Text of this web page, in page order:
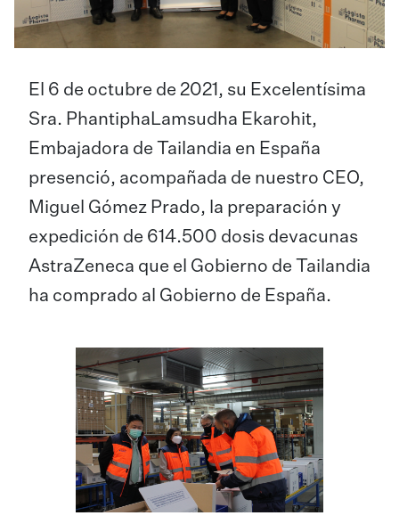
El 6 de octubre de 2021, su Excelentísima
Sra. PhantiphaLamsudha Ekarohit,
Embajadora de Tailandia en España
presenció, acompañada de nuestro CEO,
Miguel Gómez Prado, la preparación y
expedición de 614.500 dosis devacunas
AstraZeneca que el Gobierno de Tailandia
ha comprado al Gobierno de España.